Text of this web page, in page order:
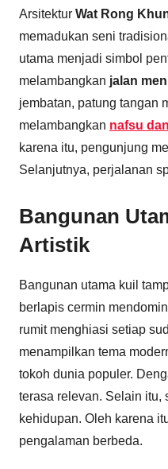
Arsitektur Wat Rong
memadukan seni
utama menjadi simbol
melambangkan jalan
jembatan, patung tangan
melambangkan nafsu
karena itu, pengunjung
Selanjutnya, perjalanan
Bangunan
Artistik
Bangunan utama kuil
berlapis cermin
rumit menghiasi setiap
menampilkan tema
tokoh dunia populer.
terasa relevan. Selain itu,
kehidupan. Oleh karena
pengalaman berbeda.